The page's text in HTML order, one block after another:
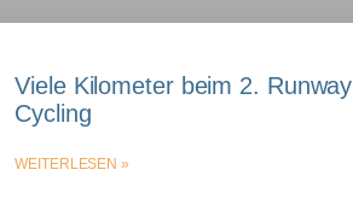
Viele Kilometer beim 2. Runway
Cycling
WEITERLESEN »